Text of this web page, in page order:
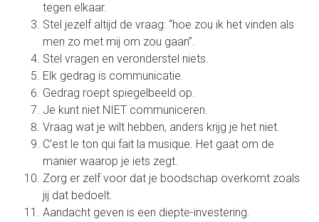
tegen elkaar.
Stel jezelf altijd de vraag: “hoe zou ik het vinden als
men zo met mij om zou gaan”.
Stel vragen en veronderstel niets.
Elk gedrag is communicatie.
Gedrag roept spiegelbeeld op.
Je kunt niet NIET communiceren.
Vraag wat je wilt hebben, anders krijg je het niet.
C’est le ton qui fait la musique. Het gaat om de
manier waarop je iets zegt.
Zorg er zelf voor dat je boodschap overkomt zoals
jij dat bedoelt.
Aandacht geven is een diepte-investering.